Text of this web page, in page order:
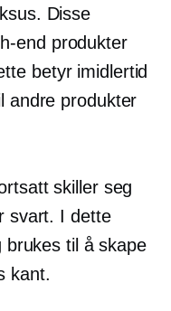
Disse
end produkter
betyr imidlertid
andre produkter
skiller seg
svart. I dette
brukes til å skape
kant.